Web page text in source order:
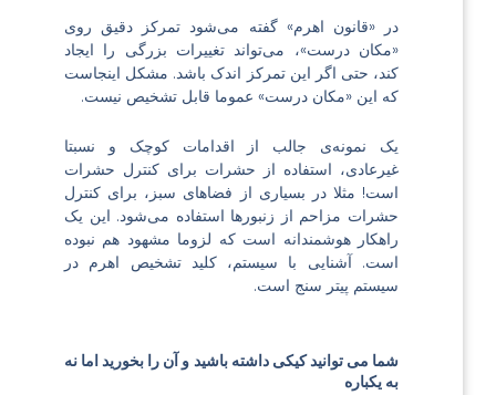
در «قانون اهرم» گفته می‌شود تمرکز دقیق روی
«مکان درست»، می‌تواند تغییرات بزرگی را ایجاد
کند، حتی اگر این تمرکز اندک باشد. مشکل اینجاست
که این «مکان درست» عموما قابل تشخیص نیست.
یک نمونه‌ی جالب از اقدامات کوچک و نسبتا
غیرعادی، استفاده از حشرات برای کنترل حشرات
است! مثلا در بسیاری از فضاهای سبز، برای کنترل
حشرات مزاحم از زنبورها استفاده می‌شود. این یک
راهکار هوشمندانه است که لزوما مشهود هم نبوده
است. آشنایی با سیستم، کلید تشخیص اهرم در
سیستم پیتر سنج است.
شما می توانید کیکی داشته باشید و آن را بخورید اما نه
به یکباره